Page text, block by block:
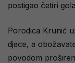
postigao četiri
Porodica Krunić
djece, a
povodom